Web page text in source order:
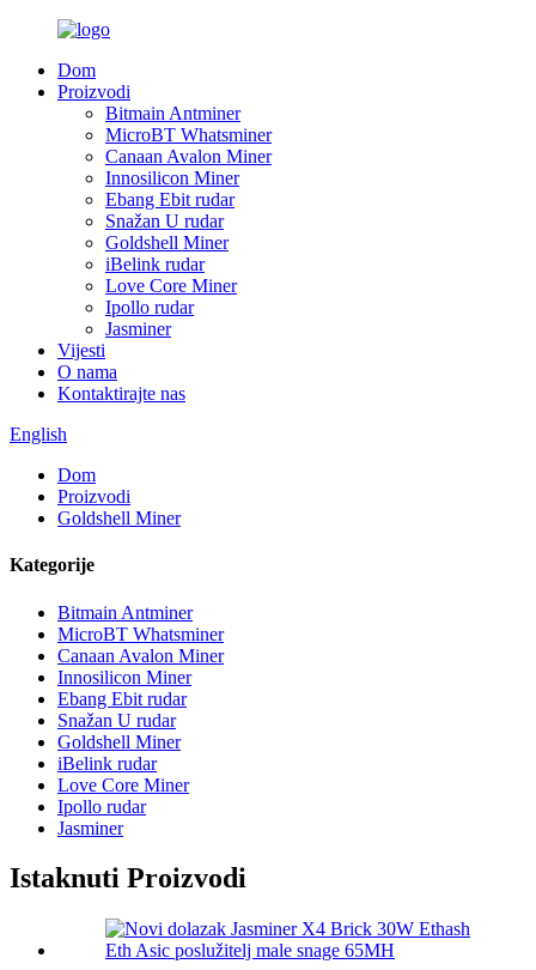
Dom
Proizvodi
Bitmain Antminer
MicroBT Whatsminer
Canaan Avalon Miner
Innosilicon Miner
Ebang Ebit rudar
Snažan U rudar
Goldshell Miner
iBelink rudar
Love Core Miner
Ipollo rudar
Jasminer
Vijesti
O nama
Kontaktirajte nas
English
Dom
Proizvodi
Goldshell Miner
Kategorije
Bitmain Antminer
MicroBT Whatsminer
Canaan Avalon Miner
Innosilicon Miner
Ebang Ebit rudar
Snažan U rudar
Goldshell Miner
iBelink rudar
Love Core Miner
Ipollo rudar
Jasminer
Istaknuti Proizvodi